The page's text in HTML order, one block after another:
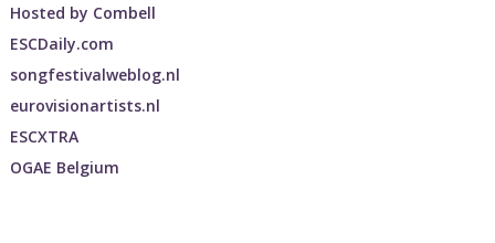
Hosted by Combell
ESCDaily.com
songfestivalweblog.nl
eurovisionartists.nl
ESCXTRA
OGAE Belgium